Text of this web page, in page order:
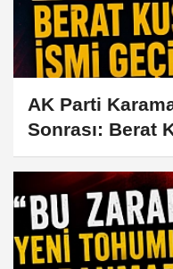
AK Parti
Sonrası: Berat